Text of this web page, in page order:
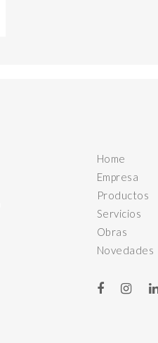
Home
Empresa
Productos
Servicios
Obras
Novedades